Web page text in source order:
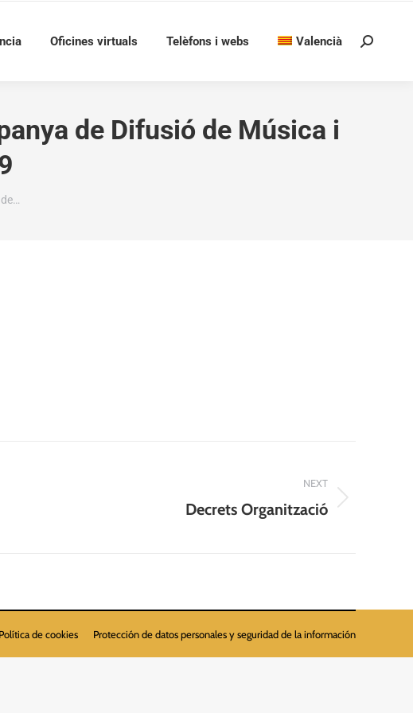
Oficines virtuals Telèfons i webs Valencià Search:
de Difusió de Música i
NEXT
Decrets Organització
Política de cookies Protección de datos personales y seguridad de la información